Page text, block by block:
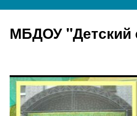
МБДОУ "Детский